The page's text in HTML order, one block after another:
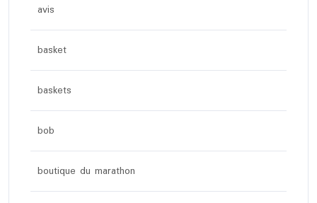
avis
basket
baskets
bob
boutique du marathon